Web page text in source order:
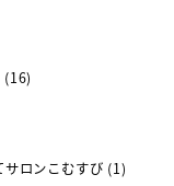
(16)
ロンこむすび (1)